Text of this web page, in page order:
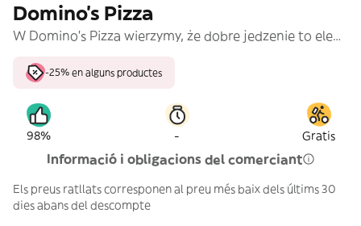
Domino's Pizza
W Domino’s Pizza wierzymy, że dobre jedzenie to element dobrego życia! Codziennie sami przygotowujemy świeże ciasto na naszą pizzę. Używamy tylko 100% prawdziwego sera mozzarella, sosu ze słodkich pomidorów oraz najwyższej jakości składników.
-25% en alguns productes
98% - Gratis
Informació i obligacions del comerciant
Els preus ratllats corresponen al preu més baix dels últims 30
dies abans del descompte